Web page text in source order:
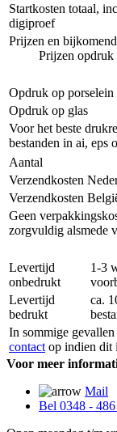
Startkosten totaal,
digiproef
Prijzen en
Prijzen opdruk
Opdruk op porselein
Opdruk op glas
Voor het beste
bestanden in ai, eps
Aantal
Verzendkosten
Verzendkosten
Geen
zorgvuldig alsmede
Levertijd
onbedrukt
1-3
Levertijd
bedrukt
ca.
In sommige
contact op indien dit
Voor meer
Mail
Bel 0348 -